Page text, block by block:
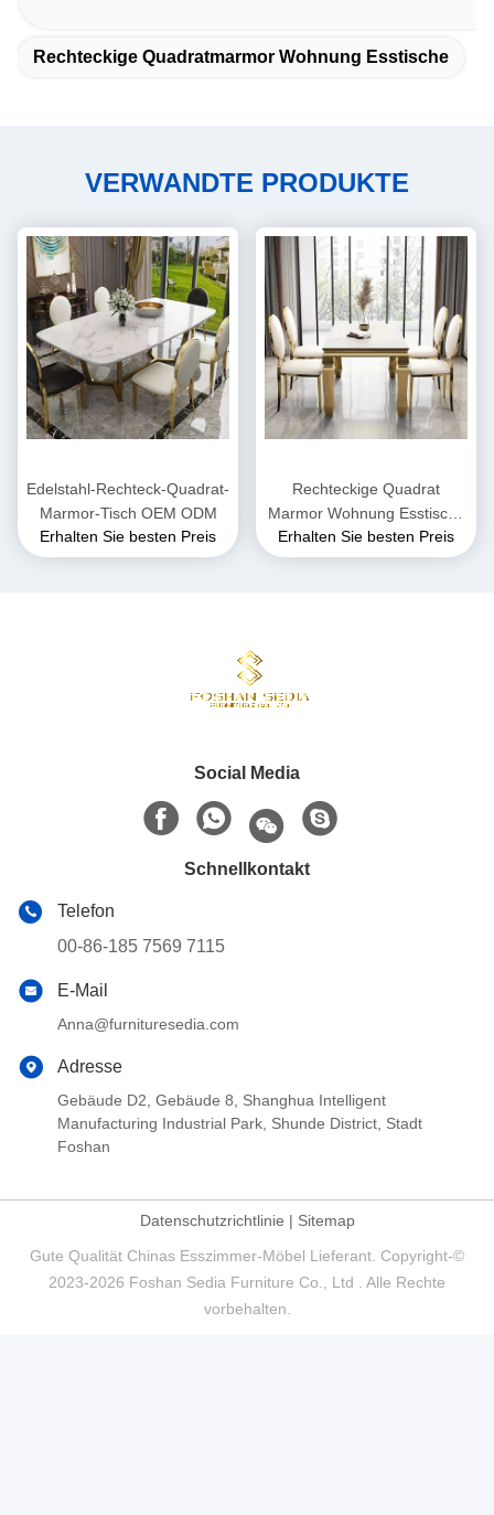
Rechteckige Quadratmarmor Wohnung Esstische
VERWANDTE PRODUKTE
Edelstahl-Rechteck-Quadrat-
Marmor-Tisch OEM ODM
Erhalten Sie besten Preis
Rechteckige Quadrat
Marmor Wohnung Esstische
Sitzplätze 4-8
Erhalten Sie besten Preis
Social Media
Schnellkontakt
Telefon
00-86-185 7569 7115
E-Mail
Anna@furnituresedia.com
Adresse
Gebäude D2, Gebäude 8, Shanghua Intelligent
Manufacturing Industrial Park, Shunde District, Stadt
Foshan
Datenschutzrichtlinie | Sitemap
Gute Qualität Chinas Esszimmer-Möbel Lieferant. Copyright-©
2023-2026 Foshan Sedia Furniture Co., Ltd . Alle Rechte
vorbehalten.